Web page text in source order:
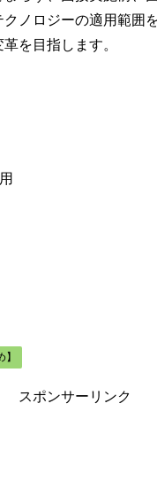
ノロジーの適用範囲
を目指します。
スポンサーリンク